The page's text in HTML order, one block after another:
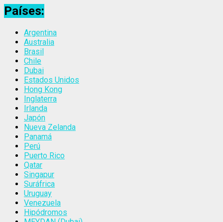
Países:
Argentina
Australia
Brasil
Chile
Dubai
Estados Unidos
Hong Kong
Inglaterra
Irlanda
Japón
Nueva Zelanda
Panamá
Perú
Puerto Rico
Qatar
Singapur
Suráfrica
Uruguay
Venezuela
Hipódromos